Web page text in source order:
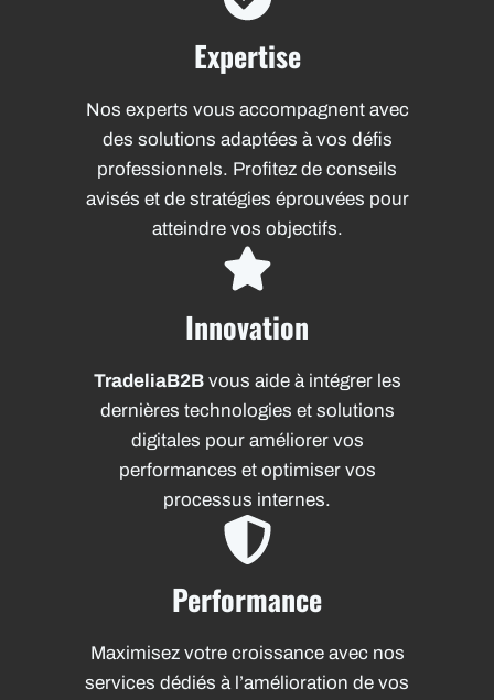
Expertise
Nos experts vous accompagnent avec
des solutions adaptées à vos défis
professionnels. Profitez de conseils
avisés et de stratégies éprouvées pour
atteindre vos objectifs.
Innovation
TradeliaB2Bvous aide à intégrer les
dernières technologies et solutions
digitales pour améliorer vos
performances et optimiser vos
processus internes.
Performance
Maximisez votre croissance avec nos
services dédiés à l’amélioration de vos